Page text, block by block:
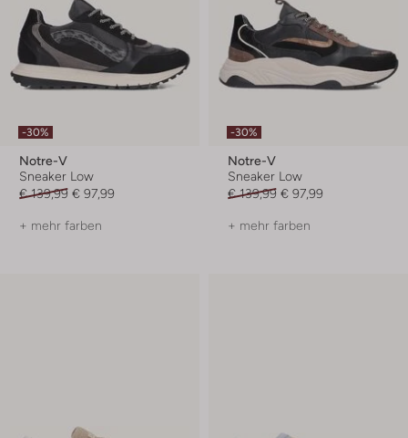
-30%
Notre-V
Sneaker Low
€ 139,99 € 97,99
+ mehr farben
-30%
Notre-V
Sneaker Low
€ 139,99 € 97,99
+ mehr farben